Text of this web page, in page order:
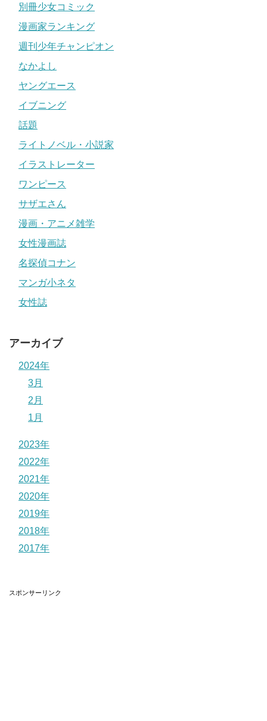
別冊少女コミック
漫画家ランキング
週刊少年チャンピオン
なかよし
ヤングエース
イブニング
話題
ライトノベル・小説家
イラストレーター
ワンピース
サザエさん
漫画・アニメ雑学
女性漫画誌
名探偵コナン
マンガ小ネタ
女性誌
アーカイブ
2024年
3月
2月
1月
2023年
2022年
2021年
2020年
2019年
2018年
2017年
スポンサーリンク